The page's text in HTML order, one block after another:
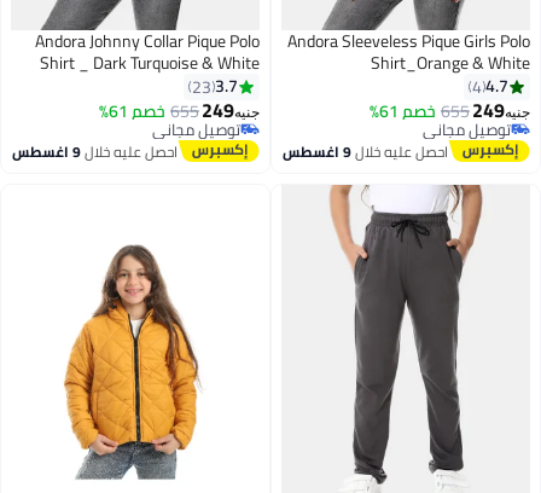
9
Andora Sleeveless Pique Girls Polo
Shirt_Orange & White
4.7
4
جنيه249
655 خصم 61%
توصيل مجاني
توصيل مجانياحصل عليه خلال9 اغسطس
9
Andora Johnny Collar Pique Polo
Shirt _ Dark Turquoise & White
3.7
23
جنيه249
655 خصم 61%
توصيل مجاني
توصيل مجانياحصل عليه خلال9 اغسطس